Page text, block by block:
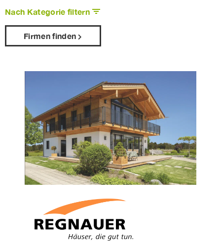
Nach Kategorie filtern
Firmen finden